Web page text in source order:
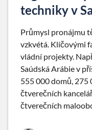
techniky v
Průmysl pronájmu
vzkvétá. Klíčovými
vládní projekty.
Saúdská Arábie v
555 000 domů, 275
čtverečních
čtverečních